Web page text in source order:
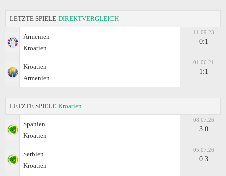
LETZTE SPIELE DIREKTVERGLEICH
Armenien
Kroatien
11.09.23
0:1
Kroatien
Armenien
01.06.21
1:1
LETZTE SPIELE Kroatien
Spanien
Kroatien
08.07.26
3:0
Serbien
Kroatien
05.07.26
0:3